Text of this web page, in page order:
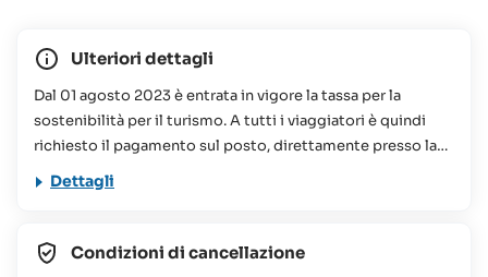
Ulteriori dettagli
Dal 01 agosto 2023 è entrata in vigore la tassa per la
sostenibilità per il turismo. A tutti i viaggiatori è quindi
richiesto il pagamento sul posto, direttamente presso la
struttura prenotata, di un importo che oscilla tra le 75 e le
100 Rupie Seychellesi a persona, a notte. Questo
conservazione alle Seychelles. Per ulteriori informazioni
Dettagli
Condizioni di cancellazione